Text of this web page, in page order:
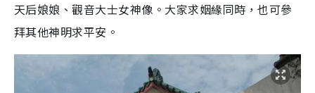
天后娘娘、觀音大士女神像。大家求姻緣同時，也可參
拜其他神明求平安。